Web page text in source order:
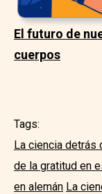
El futuro de
cuerpos
Tags:
La ciencia detrás
de la gratitud en
en alemán La